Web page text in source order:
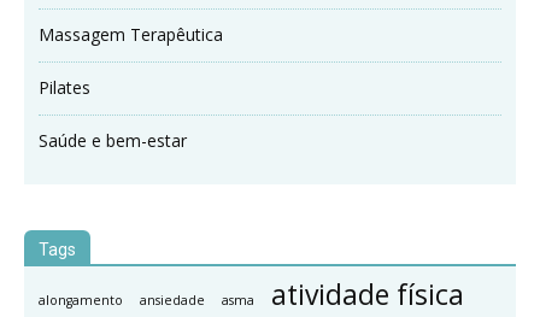
Massagem Terapêutica
Pilates
Saúde e bem-estar
Tags
alongamento ansiedade asma atividade física